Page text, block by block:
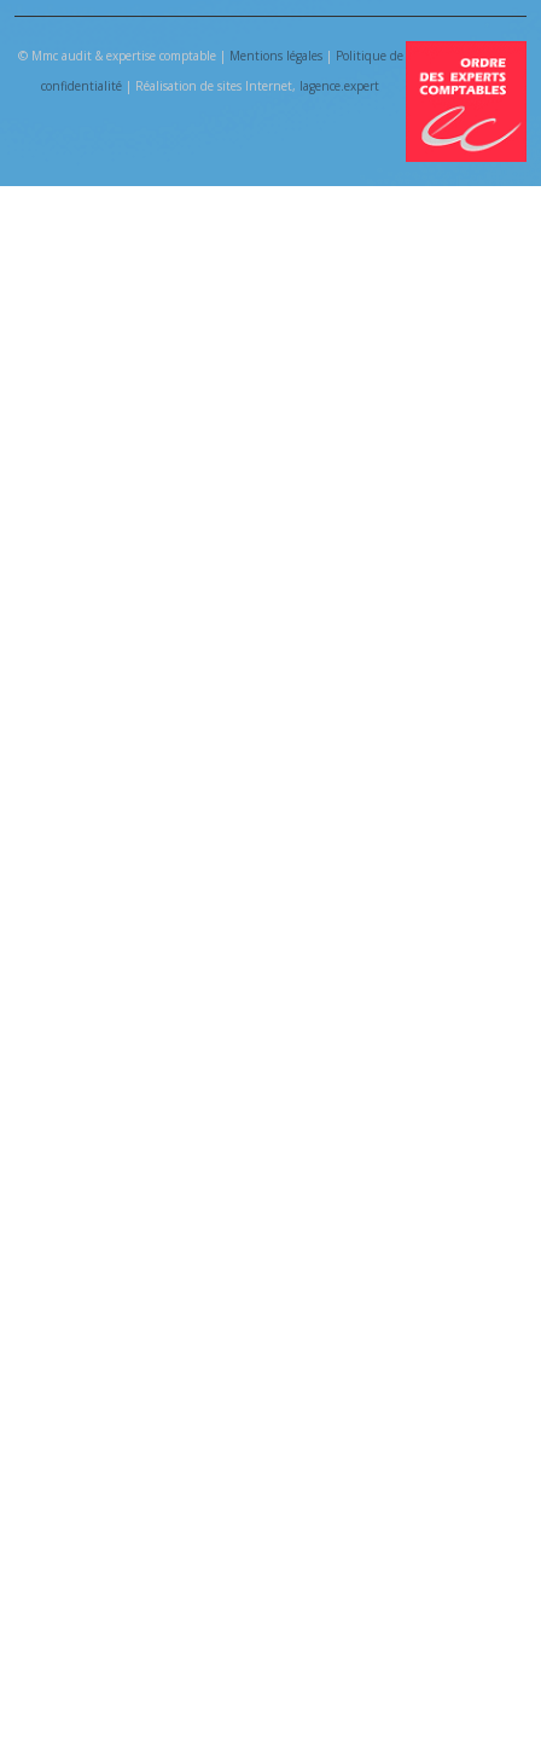
© Mmc audit & expertise comptable | Mentions légales| Politique de
confidentialité | Réalisation de sites Internet, lagence.expert